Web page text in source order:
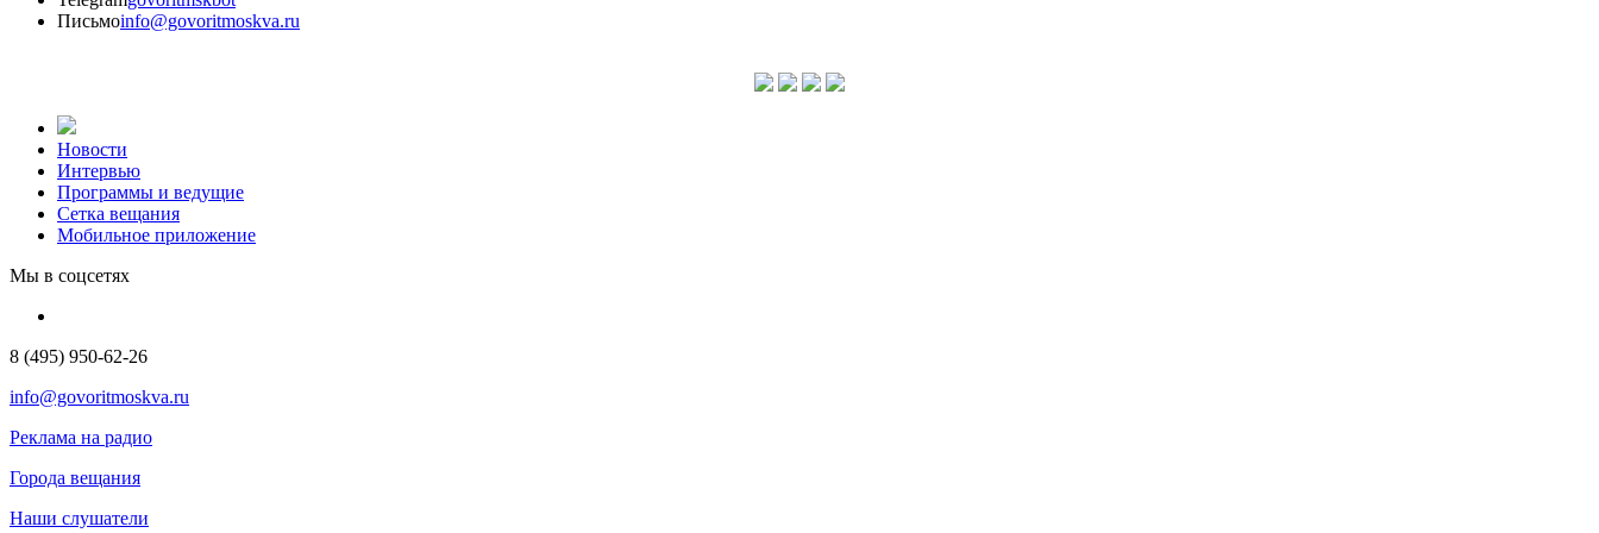
Письмоinfo@govoritmoskva.ru
Новости
Интервью
Программы и ведущие
Сетка вещания
Мобильное приложение
Мы в соцсетях
8 (495) 950-62-26
info@govoritmoskva.ru
Реклама на радио
Города вещания
Наши слушатели